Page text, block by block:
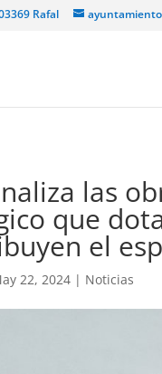
Rafal
las
que
el
22, 2024 | Noticias